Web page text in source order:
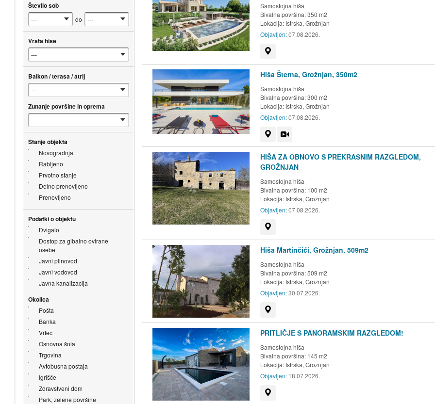
Samostojna hiša
Bivalna površina: 350 m2
Lokacija: Istrska, Grožnjan
Objavljen:07.08.2026.
Hiša Šterna, Grožnjan, 350m2
Samostojna hiša
Bivalna površina: 300 m2
Lokacija: Istrska, Grožnjan
Objavljen:07.08.2026.
HIŠA ZA OBNOVO S PREKRASNIM RAZGLEDOM,
GROŽNJAN
Samostojna hiša
Bivalna površina: 100 m2
Lokacija: Istrska, Grožnjan
Objavljen:07.08.2026.
Hiša Martinčići, Grožnjan, 509m2
Samostojna hiša
Bivalna površina: 509 m2
Lokacija: Istrska, Grožnjan
Objavljen:30.07.2026.
PRITLIČJE S PANORAMSKIM RAZGLEDOM!
Samostojna hiša
Bivalna površina: 145 m2
Lokacija: Istrska, Grožnjan
Objavljen: 18.07.2026.
Število sob
do
Vrsta hiše
Balkon / terasa / atrij
Zunanje površine in oprema
Stanje objekta
Novogradnja
Rabljeno
Prvotno stanje
Delno prenovljeno
Prenovljeno
Podatki o objektu
Dvigalo
Dostop za gibalno ovirane
osebe
Javni plinovod
Javni vodovod
Javna kanalizacija
Okolica
Pošta
Banka
Vrtec
Osnovna šola
Trgovina
Avtobusna postaja
Igrišče
Zdravstveni dom
Park, zelene površine